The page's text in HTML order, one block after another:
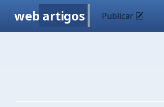
web artigos Publicar